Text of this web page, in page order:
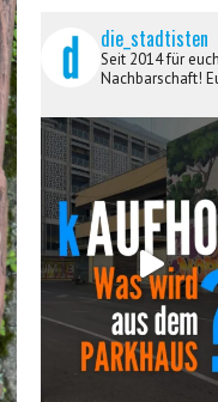
die_stadtisten
Seit 2014 für
Nachbarschaft!